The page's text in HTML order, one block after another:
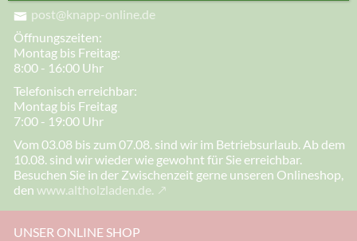
post@knapp-online.de
Öffnungszeiten:
Montag bis Freitag:
8:00 - 16:00 Uhr
Telefonisch erreichbar:
Montag bis Freitag
7:00 - 19:00 Uhr
Vom 03.08 bis zum 07.08. sind wir im Betriebsurlaub. Ab dem
10.08. sind wir wieder wie gewohnt für Sie erreichbar.
Besuchen Sie in der Zwischenzeit gerne unseren Onlineshop,
den www.altholzladen.de.
UNSER ONLINE SHOP